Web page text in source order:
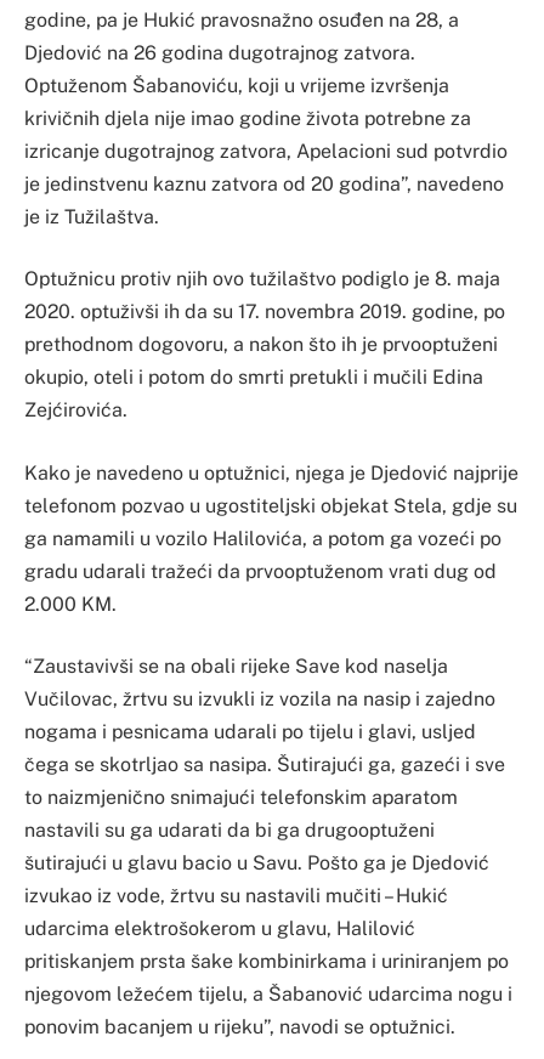
godine, pa je Hukić pravosnažno osuđen na 28, a
Djedović na 26 godina dugotrajnog zatvora.
Optuženom Šabanoviću, koji u vrijeme izvršenja
krivičnih djela nije imao godine života potrebne za
izricanje dugotrajnog zatvora, Apelacioni sud potvrdio
je jedinstvenu kaznu zatvora od 20 godina”, navedeno
je iz Tužilaštva.
Optužnicu protiv njih ovo tužilaštvo podiglo je 8. maja
2020. optuživši ih da su 17. novembra 2019. godine, po
prethodnom dogovoru, a nakon što ih je prvooptuženi
okupio, oteli i potom do smrti pretukli i mučili Edina
Zejćirovića.
Kako je navedeno u optužnici, njega je Djedović najprije
telefonom pozvao u ugostiteljski objekat Stela, gdje su
ga namamili u vozilo Halilovića, a potom ga vozeći po
gradu udarali tražeći da prvooptuženom vrati dug od
2.000 KM.
“Zaustavivši se na obali rijeke Save kod naselja
Vučilovac, žrtvu su izvukli iz vozila na nasip i zajedno
nogama i pesnicama udarali po tijelu i glavi, usljed
čega se skotrljao sa nasipa. Šutirajući ga, gazeći i sve
to naizmjenično snimajući telefonskim aparatom
nastavili su ga udarati da bi ga drugooptuženi
šutirajući u glavu bacio u Savu. Pošto ga je Djedović
izvukao iz vode, žrtvu su nastavili mučiti – Hukić
udarcima elektrošokerom u glavu, Halilović
pritiskanjem prsta šake kombinirkama i uriniranjem po
njegovom ležećem tijelu, a Šabanović udarcima nogu i
ponovim bacanjem u rijeku”, navodi se optužnici.